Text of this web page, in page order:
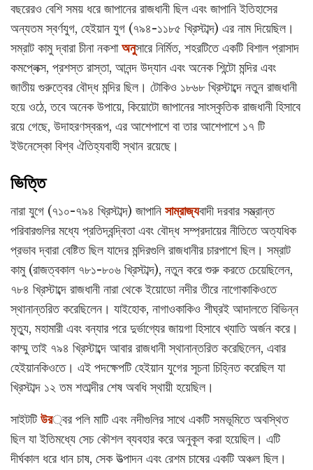
বছরেরও বেশি সময় ধরে জাপানের রাজধানী ছিল এবং জাপানি ইতিহাসের
অন্যতম স্বর্ণযুগ, হেইয়ান যুগ (৭৯৪-১১৮৫ খ্রিস্টাব্দ) এর নাম দিয়েছিল।
সম্রাট কামু দ্বারা চীনা নকশাঅনুসারে নির্মিত, শহরটিতে একটি বিশাল প্রাসাদ
কমপ্লেক্স, প্রশস্ত রাস্তা, আনন্দ উদ্যান এবং অনেক শিন্টো মন্দির এবং
জাতীয় গুরুত্বের বৌদ্ধ মন্দির ছিল। টোকিও ১৮৬৮ খ্রিস্টাব্দে নতুন রাজধানী
হয়ে ওঠে, তবে অনেক উপায়ে, কিয়োটো জাপানের সাংস্কৃতিক রাজধানী হিসাবে
রয়ে গেছে, উদাহরণস্বরূপ, এর আশেপাশে বা তার আশেপাশে ১৭ টি
ইউনেস্কো বিশ্ব ঐতিহ্যবাহী স্থান রয়েছে।
ভিত্তি
নারা যুগে (৭১০-৭৯৪ খ্রিস্টাব্দ) জাপানি সাম্রাজ্যবাদী দরবার সম্ভ্রান্ত
পরিবারগুলির মধ্যে প্রতিদ্বন্দ্বিতা এবং বৌদ্ধ সম্প্রদায়ের নীতিতে অত্যধিক
প্রভাব দ্বারা বেষ্টিত ছিল যাদের মন্দিরগুলি রাজধানীর চারপাশে ছিল। সম্রাট
কামু (রাজত্বকাল ৭৮১-৮০৬ খ্রিস্টাব্দ), নতুন করে শুরু করতে চেয়েছিলেন,
৭৮৪ খ্রিস্টাব্দে রাজধানী নারা থেকে ইয়োডো নদীর তীরে নাগোকাকিওতে
স্থানান্তরিত করেছিলেন। যাইহোক, নাগাওকাকিও শীঘ্রই আদালতে বিভিন্ন
মৃত্যু, মহামারী এবং বন্যার পরে দুর্ভাগ্যের জায়গা হিসাবে খ্যাতি অর্জন করে।
কাম্মু তাই ৭৯৪ খ্রিস্টাব্দে আবার রাজধানী স্থানান্তরিত করেছিলেন, এবার
হেইয়ানকিওতে। এই পদক্ষেপটি হেইয়ান যুগের সূচনা চিহ্নিত করেছিল যা
খ্রিস্টাব্দ ১২ তম শতাব্দীর শেষ অবধি স্থায়ী হয়েছিল।
সাইটটিউর্বর পলি মাটি এবং নদীগুলির সাথে একটি সমভূমিতে অবস্থিত
ছিল যা ইতিমধ্যে সেচ কৌশল ব্যবহার করে অনুকূল করা হয়েছিল। এটি
দীর্ঘকাল ধরে ধান চাষ, সেক উত্পাদন এবং রেশম চাষের একটি অঞ্চল ছিল।